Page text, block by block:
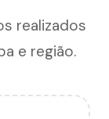
realizados
e região.